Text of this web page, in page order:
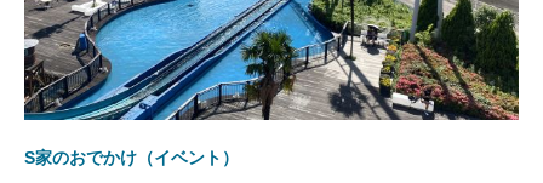
S家のおでかけ（イベント）